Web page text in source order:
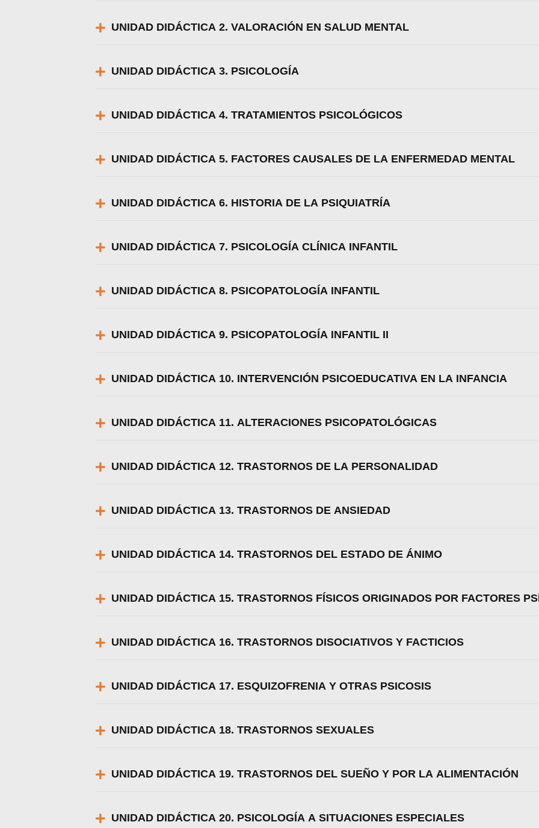
UNIDAD DIDÁCTICA 2. VALORACIÓN EN SALUD MENTAL
UNIDAD DIDÁCTICA 3. PSICOLOGÍA
UNIDAD DIDÁCTICA 4. TRATAMIENTOS PSICOLÓGICOS
UNIDAD DIDÁCTICA 5. FACTORES CAUSALES DE LA ENFERMEDAD MENTAL
UNIDAD DIDÁCTICA 6. HISTORIA DE LA PSIQUIATRÍA
UNIDAD DIDÁCTICA 7. PSICOLOGÍA CLÍNICA INFANTIL
UNIDAD DIDÁCTICA 8. PSICOPATOLOGÍA INFANTIL
UNIDAD DIDÁCTICA 9. PSICOPATOLOGÍA INFANTIL II
UNIDAD DIDÁCTICA 10. INTERVENCIÓN PSICOEDUCATIVA EN LA INFANCIA
UNIDAD DIDÁCTICA 11. ALTERACIONES PSICOPATOLÓGICAS
UNIDAD DIDÁCTICA 12. TRASTORNOS DE LA PERSONALIDAD
UNIDAD DIDÁCTICA 13. TRASTORNOS DE ANSIEDAD
UNIDAD DIDÁCTICA 14. TRASTORNOS DEL ESTADO DE ÁNIMO
UNIDAD DIDÁCTICA 15. TRASTORNOS FÍSICOS ORIGINADOS POR FACTORES
UNIDAD DIDÁCTICA 16. TRASTORNOS DISOCIATIVOS Y FACTICIOS
UNIDAD DIDÁCTICA 17. ESQUIZOFRENIA Y OTRAS PSICOSIS
UNIDAD DIDÁCTICA 18. TRASTORNOS SEXUALES
UNIDAD DIDÁCTICA 19. TRASTORNOS DEL SUEÑO Y POR LA ALIMENTACIÓN
UNIDAD DIDÁCTICA 20. PSICOLOGÍA A SITUACIONES ESPECIALES
Aceptar Rechazar